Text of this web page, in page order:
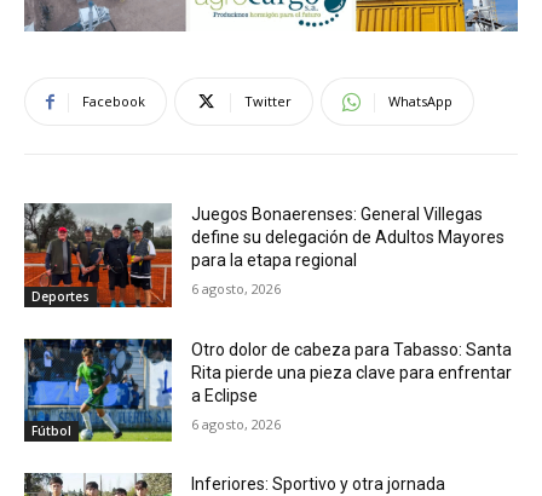
Facebook Twitter WhatsApp
Deportes
Juegos Bonaerenses: General Villegas
define su delegación de Adultos Mayores
para la etapa regional
6 agosto, 2026
Fútbol
Otro dolor de cabeza para Tabasso: Santa
Rita pierde una pieza clave para enfrentar
a Eclipse
6 agosto, 2026
Inferiores: Sportivo y otra jornada